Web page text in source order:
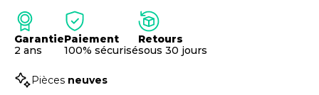
Garantie
2 ans
Paiement
100% sécurisé
Retours
sous 30 jours
Pièces neuves